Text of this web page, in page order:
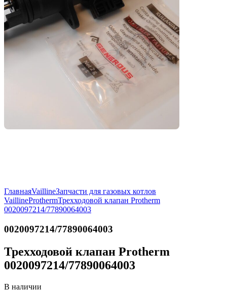
ГлавнаяVaillineЗапчасти для газовых котлов
VaillineProthermТрехходовой клапан Protherm
0020097214/77890064003
0020097214/77890064003
Трехходовой клапан Protherm
0020097214/77890064003
В наличии